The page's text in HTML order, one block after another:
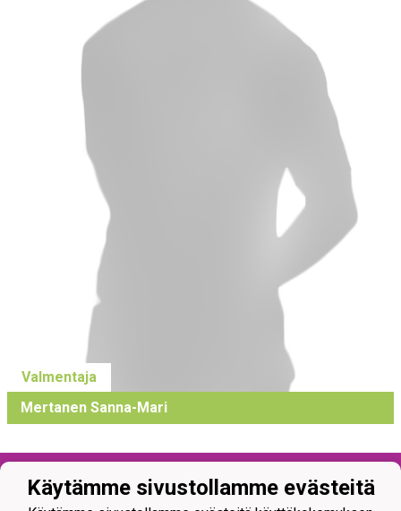
Valmentaja
Mertanen Sanna-Mari
Käytämme sivustollamme evästeitä